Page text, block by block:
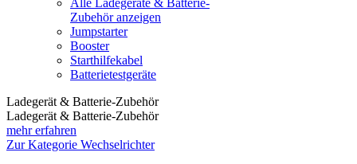
Alle Ladegeräte & Batterie-
Zubehör anzeigen
Jumpstarter
Booster
Starthilfekabel
Batterietestgeräte
Ladegerät & Batterie-Zubehör
Ladegerät & Batterie-Zubehör
mehr erfahren
Zur Kategorie Wechselrichter